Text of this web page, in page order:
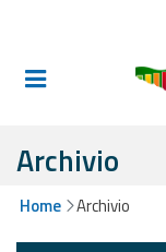
Informati e
Allerte E
Archivio
Home Archivio